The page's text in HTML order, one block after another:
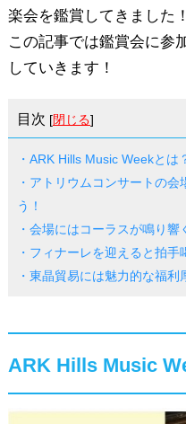
楽会を鑑賞してきました！
この記事では鑑賞会に参
していきます！
目次 [閉じる]
・ARK Hills Music Weekとは
・アトリウムコンサートの
う！
・会場にはコーラスが鳴り響
・フィナーレを迎えると拍手
・東晶貿易には魅力的な福利
ARK Hills Music